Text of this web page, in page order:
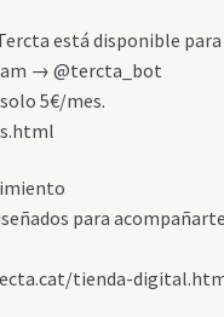
está disponible
→ @tercta_bot
5€/mes.
para
tienda-